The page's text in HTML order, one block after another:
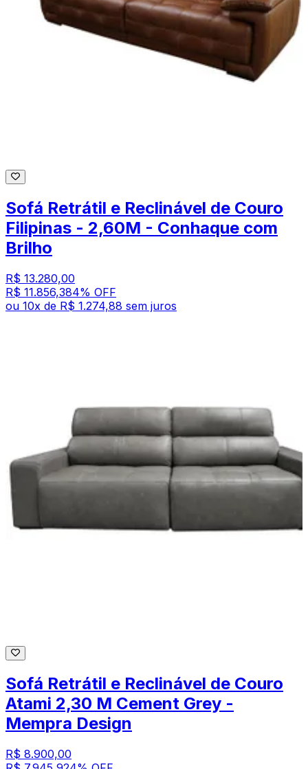
Sofá Retrátil e Reclinável de Couro
Filipinas - 2,60M - Conhaque com
Brilho
R$ 13.280,00
R$ 11.856,384% OFF
ou 10x de R$ 1.274,88 sem juros
Sofá Retrátil e Reclinável de Couro
Atami 2,30 M Cement Grey -
Mempra Design
R$ 8.900,00